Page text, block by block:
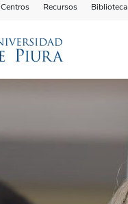
Centros Recursos Biblioteca